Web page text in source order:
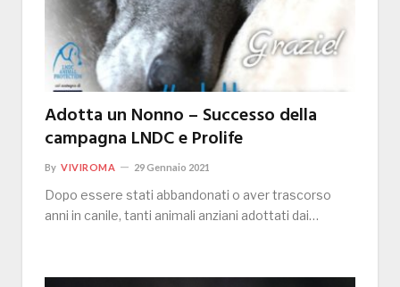
Adotta un Nonno – Successo della
campagna LNDC e Prolife
By VIVIROMA 29 Gennaio 2021
Dopo essere stati abbandonati o aver trascorso
anni in canile, tanti animali anziani adottati dai…